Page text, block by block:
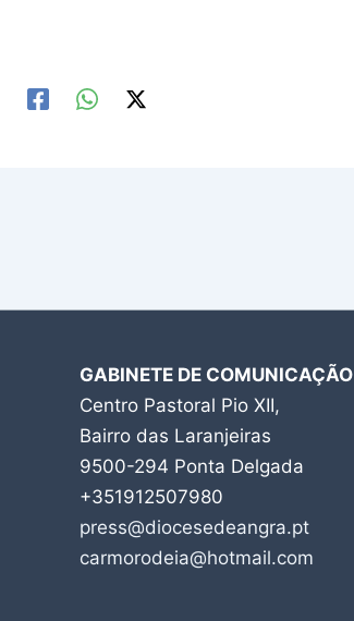
GABINETE DE COMUNICAÇÃO
Centro Pastoral Pio XII,
Bairro das Laranjeiras
9500-294 Ponta Delgada
+351912507980
press@diocesedeangra.pt
carmorodeia@hotmail.com